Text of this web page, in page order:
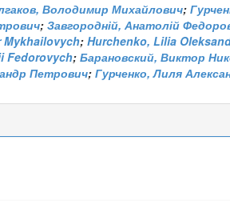
Володимир Михайлович;
; Завгородній, Анатолій
Mykhailovych; Hurchenko, Lilia
Fedorovych; Барановский, Виктор
Петрович; Гурченко, Лиля